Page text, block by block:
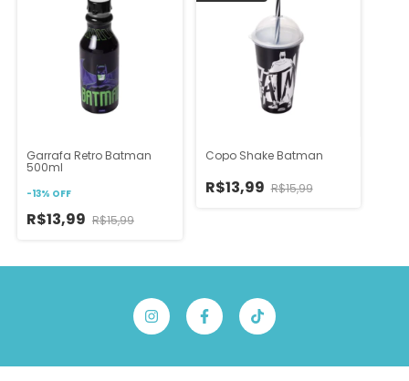
Garrafa Retro Batman
500ml
-13% OFF
R$13,99 R$15,99
Copo Shake Batman
R$13,99 R$15,99